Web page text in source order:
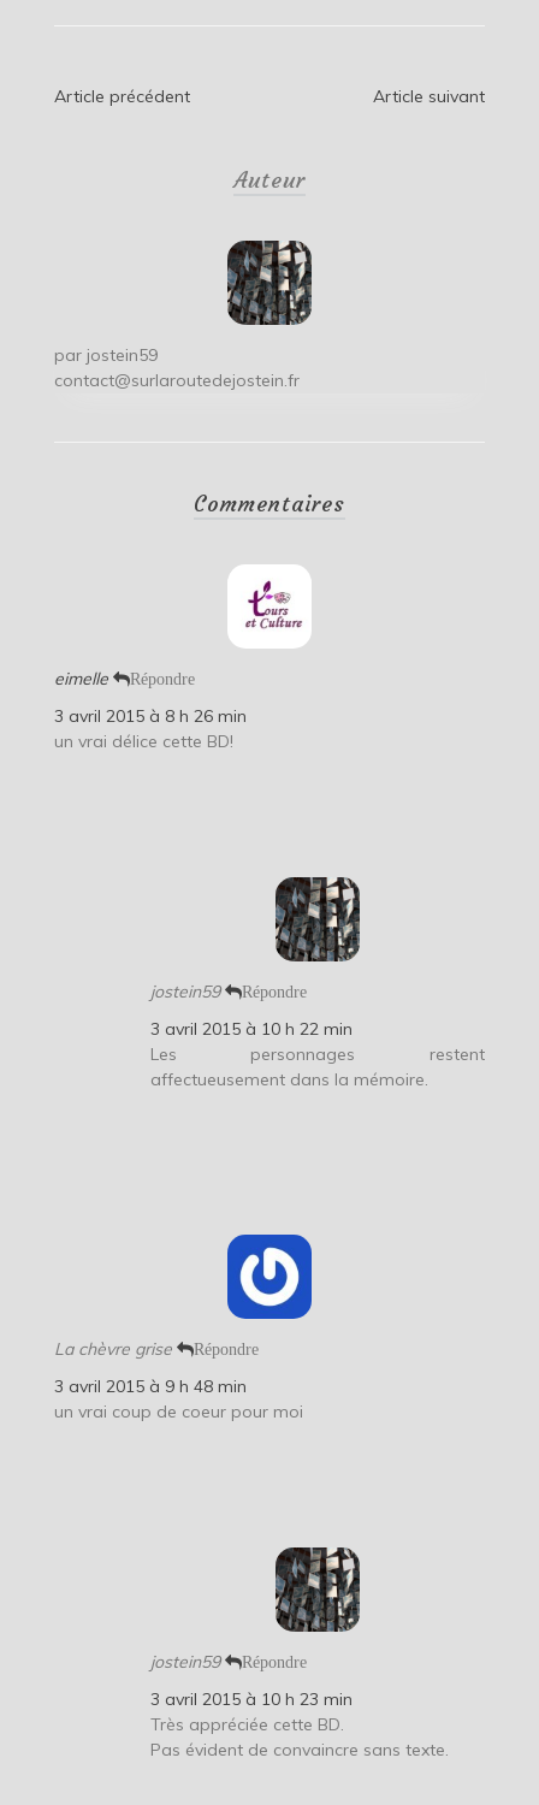
Navigation
Article précédent Article suivant
Auteur
par jostein59
contact@surlaroutedejostein.fr
Commentaires
eimelle Répondre
3 avril 2015 à 8 h 26 min
un vrai délice cette BD!
jostein59 Répondre
3 avril 2015 à 10 h 22 min
Les personnages restent
affectueusement dans la mémoire.
La chèvre grise Répondre
3 avril 2015 à 9 h 48 min
un vrai coup de coeur pour moi
jostein59 Répondre
3 avril 2015 à 10 h 23 min
Très appréciée cette BD.
Pas évident de convaincre sans texte.